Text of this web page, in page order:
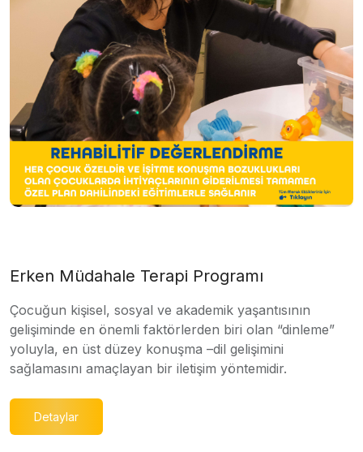
Erken Müdahale Terapi Programı
Çocuğun kişisel, sosyal ve akademik yaşantısının
gelişiminde en önemli faktörlerden biri olan “dinleme”
yoluyla, en üst düzey konuşma –dil gelişimini
sağlamasını amaçlayan bir iletişim yöntemidir.
Detaylar